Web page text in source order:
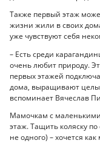
Также первый этаж
жизни жили в своих
уже чувствуют себя
– Есть среди
очень любит природу.
первых этажей
дома, выращивают
вспоминает Вячеслав
Мамочкам с
этаж. Тащить коляску
не одного) – хочется